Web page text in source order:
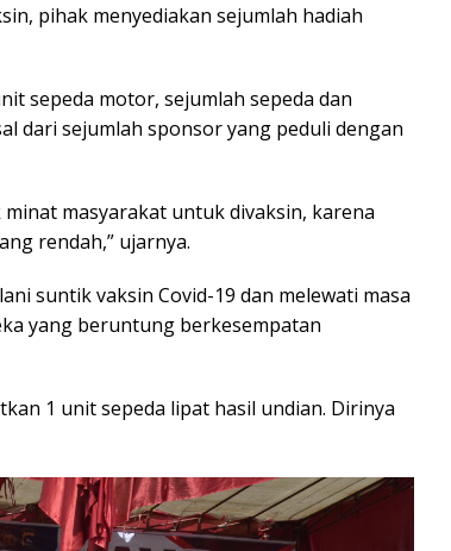
pihak menyediakan sejumlah hadiah
sepeda motor, sejumlah sepeda dan
dari sejumlah sponsor yang peduli dengan
masyarakat untuk divaksin, karena
rendah,” ujarnya.
suntik vaksin Covid-19 dan melewati masa
yang beruntung berkesempatan
1 unit sepeda lipat hasil undian. Dirinya